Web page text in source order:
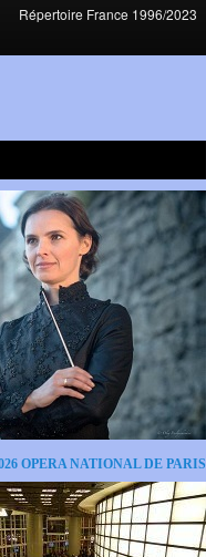
Répertoire France 1996/2023
OPERA NATIONAL DE PARIS